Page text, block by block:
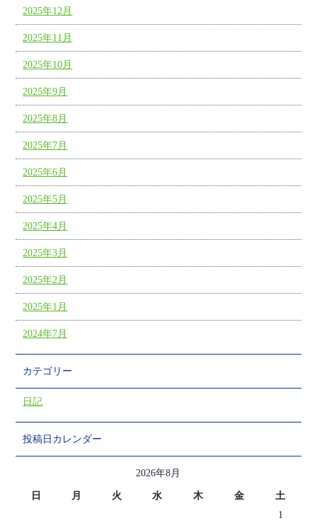
2025年12月
2025年11月
2025年10月
2025年9月
2025年8月
2025年7月
2025年6月
2025年5月
2025年4月
2025年3月
2025年2月
2025年1月
2024年7月
カテゴリー
日記
投稿日カレンダー
2026年8月
日 月 火 水 木 金
土
1